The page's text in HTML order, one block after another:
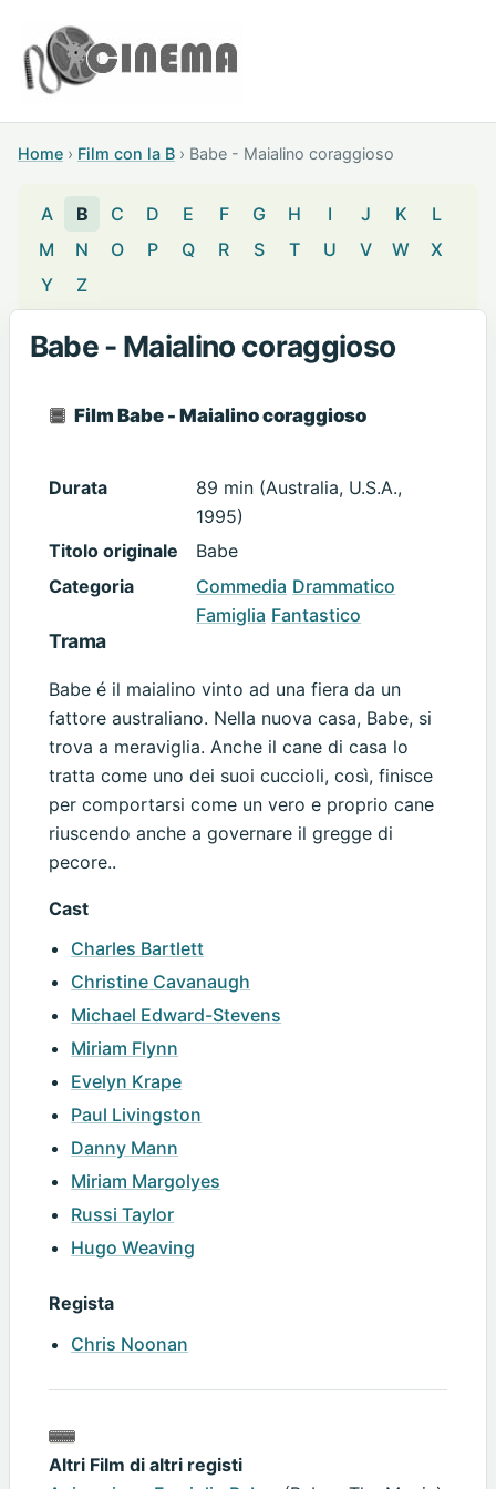
Home › Film con la B › Babe - Maialino coraggioso
A B C D E F G H I J K
L
M
N O P Q R S T U V W
X
Y
Z
Babe - Maialino coraggioso
Film Babe - Maialino coraggioso
Durata
89 min (Australia, U.S.A.,
1995)
Titolo originale
Babe
Categoria
Commedia Drammatico
Famiglia Fantastico
Trama
Babe é il maialino vinto ad una fiera da un
fattore australiano. Nella nuova casa, Babe, si
trova a meraviglia. Anche il cane di casa lo
tratta come uno dei suoi cuccioli, così, finisce
per comportarsi come un vero e proprio cane
riuscendo anche a governare il gregge di
pecore..
Cast
Charles Bartlett
Christine Cavanaugh
Michael Edward-Stevens
Miriam Flynn
Evelyn Krape
Paul Livingston
Danny Mann
Miriam Margolyes
Russi Taylor
Hugo Weaving
Regista
Chris Noonan
Altri Film di altri registi